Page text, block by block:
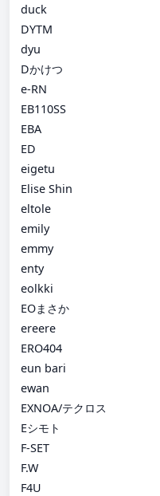
duck
DYTM
dyu
Dかけつ
e-RN
EB110SS
EBA
ED
eigetu
Elise Shin
eltole
emily
emmy
enty
eolkki
EOまさか
ereere
ERO404
eun bari
ewan
EXNOA/テクロス
Eシモト
F-SET
F.W
F4U